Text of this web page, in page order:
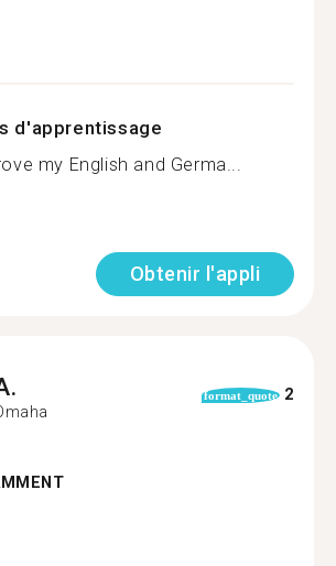
d'apprentissage
my English and Germa...
Obtenir l'appli
format_quote 2